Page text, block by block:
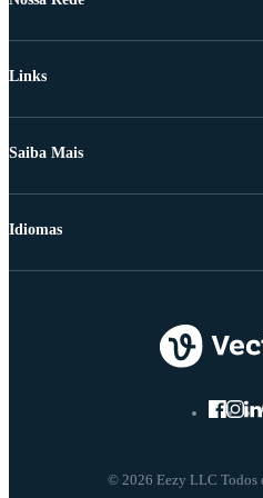
Links
Saiba Mais
© 2026 Eezy LLC Todos
Idiomas